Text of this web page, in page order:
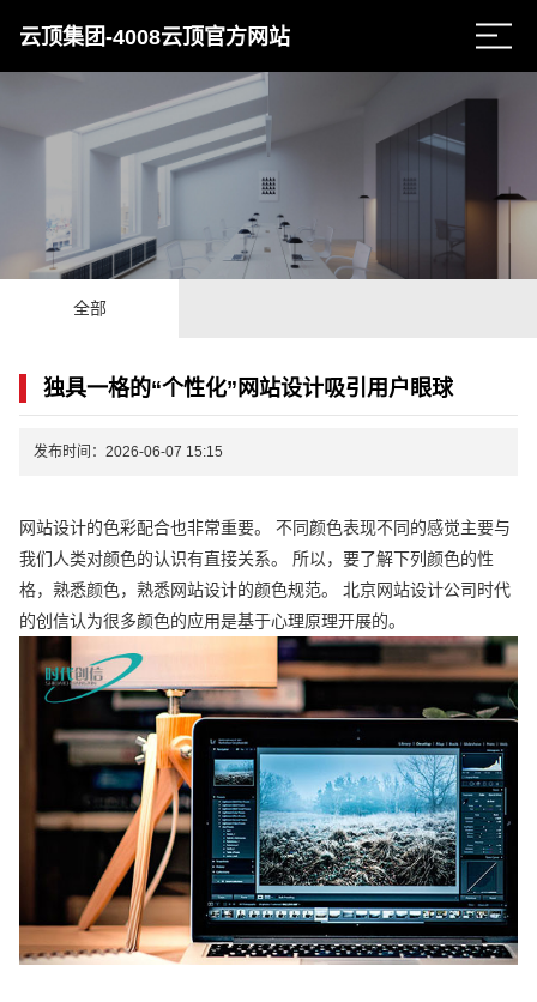
云顶集团-4008云顶官方网站
全部
独具一格的“个性化”网站设计吸引用户眼球
发布时间：2026-06-07 15:15
网站设计的色彩配合也非常重要。 不同颜色表现不同的感觉主要与
我们人类对颜色的认识有直接关系。 所以，要了解下列颜色的性
格，熟悉颜色，熟悉网站设计的颜色规范。 北京网站设计公司时代
的创信认为很多颜色的应用是基于心理原理开展的。